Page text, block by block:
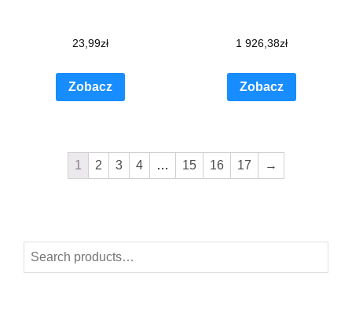
23,99zł
Zobacz
1 926,38zł
Zobacz
1 2 3 4 … 15 16 17 →
Search
for: